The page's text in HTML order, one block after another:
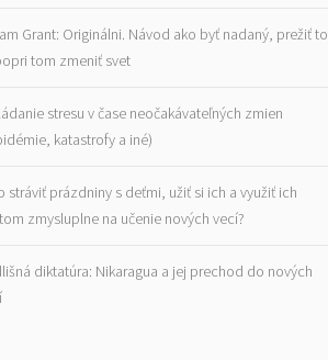
Grant: Originálni. Návod ako byť nadaný, prežiť to
tom zmeniť svet
stresu v čase neočakávateľných zmien
katastrofy a iné)
stráviť prázdniny s deťmi, užiť si ich a využiť ich
zmysluplne na učenie nových vecí?
diktatúra: Nikaragua a jej prechod do nových